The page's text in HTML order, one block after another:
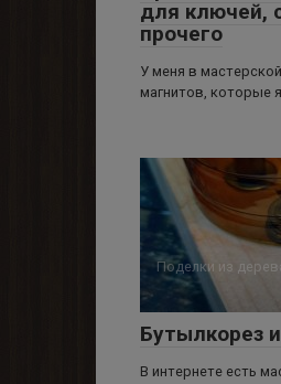
для ключей,
прочего
У меня в
магнитов, которые
Поделки из
Бутылкорез
В интернете есть